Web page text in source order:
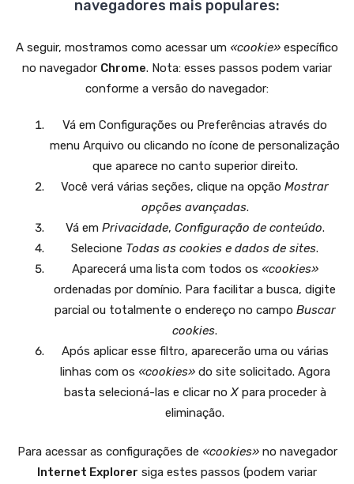
navegadores mais populares:
A seguir, mostramos como acessar um «cookie» específico
no navegador Chrome. Nota: esses passos podem variar
conforme a versão do navegador:
Vá em Configurações ou Preferências através do
menu Arquivo ou clicando no ícone de personalização
que aparece no canto superior direito.
Você verá várias seções, clique na opção Mostrar
opções avançadas.
Vá em Privacidade, Configuração de conteúdo.
Selecione Todas as cookies e dados de sites.
Aparecerá uma lista com todos os «cookies»
ordenadas por domínio. Para facilitar a busca, digite
parcial ou totalmente o endereço no campo Buscar
cookies.
Após aplicar esse filtro, aparecerão uma ou várias
linhas com os «cookies»do site solicitado. Agora
basta selecioná-las e clicar noXpara proceder à
eliminação.
Para acessar as configurações de «cookies»no navegador
Internet Explorer siga estes passos (podem variar